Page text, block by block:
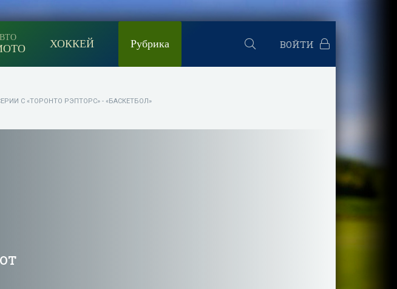
ХОККЕЙ Рубрика ВОЙТИ
С «ТОРОНТО РЭПТОРС» - «БАСКЕТБОЛ»